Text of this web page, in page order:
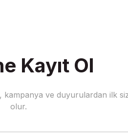
Gönder
Kayıt Ol
ve duyurulardan ilk
olur.